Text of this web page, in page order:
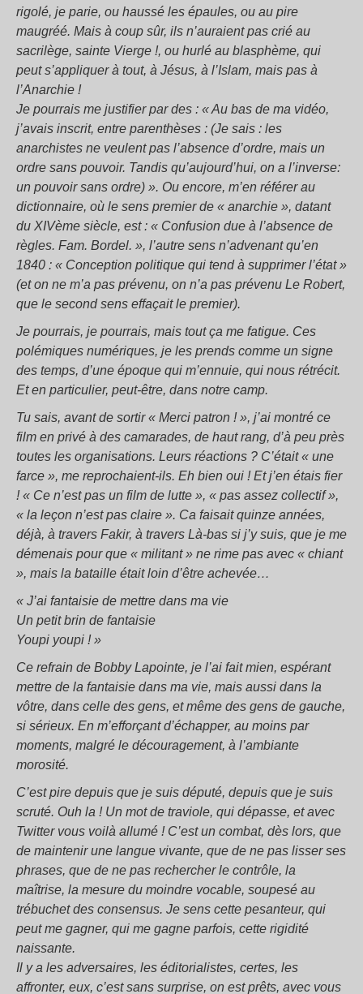
rigolé, je parie, ou haussé les épaules, ou au pire
maugréé. Mais à coup sûr, ils n’auraient pas crié au
sacrilège, sainte Vierge !, ou hurlé au blasphème, qui
peut s’appliquer à tout, à Jésus, à l’Islam, mais pas à
l’Anarchie !
Je pourrais me justifier par des : « Au bas de ma vidéo,
j’avais inscrit, entre parenthèses : (Je sais : les
anarchistes ne veulent pas l’absence d’ordre, mais un
ordre sans pouvoir. Tandis qu’aujourd’hui, on a l’inverse:
un pouvoir sans ordre) ». Ou encore, m’en référer au
dictionnaire, où le sens premier de « anarchie », datant
du XIVème siècle, est : « Confusion due à l’absence de
règles. Fam. Bordel. », l’autre sens n’advenant qu’en
1840 : « Conception politique qui tend à supprimer l’état »
(et on ne m’a pas prévenu, on n’a pas prévenu Le Robert,
que le second sens effaçait le premier).
Je pourrais, je pourrais, mais tout ça me fatigue. Ces
polémiques numériques, je les prends comme un signe
des temps, d’une époque qui m’ennuie, qui nous rétrécit.
Et en particulier, peut-être, dans notre camp.
Tu sais, avant de sortir « Merci patron ! », j’ai montré ce
film en privé à des camarades, de haut rang, d’à peu près
toutes les organisations. Leurs réactions ? C’était « une
farce », me reprochaient-ils. Eh bien oui ! Et j’en étais fier
! « Ce n’est pas un film de lutte », « pas assez collectif »,
« la leçon n’est pas claire ». Ca faisait quinze années,
déjà, à travers Fakir, à travers Là-bas si j’y suis, que je me
démenais pour que « militant » ne rime pas avec « chiant
», mais la bataille était loin d’être achevée…
« J’ai fantaisie de mettre dans ma vie
Un petit brin de fantaisie
Youpi youpi ! »
Ce refrain de Bobby Lapointe, je l’ai fait mien, espérant
mettre de la fantaisie dans ma vie, mais aussi dans la
vôtre, dans celle des gens, et même des gens de gauche,
si sérieux. En m’efforçant d’échapper, au moins par
moments, malgré le découragement, à l’ambiante
morosité.
C’est pire depuis que je suis député, depuis que je suis
scruté. Ouh la ! Un mot de traviole, qui dépasse, et avec
Twitter vous voilà allumé ! C’est un combat, dès lors, que
de maintenir une langue vivante, que de ne pas lisser ses
phrases, que de ne pas rechercher le contrôle, la
maîtrise, la mesure du moindre vocable, soupesé au
trébuchet des consensus. Je sens cette pesanteur, qui
peut me gagner, qui me gagne parfois, cette rigidité
naissante.
Il y a les adversaires, les éditorialistes, certes, les
affronter, eux, c’est sans surprise, on est prêts, avec vous